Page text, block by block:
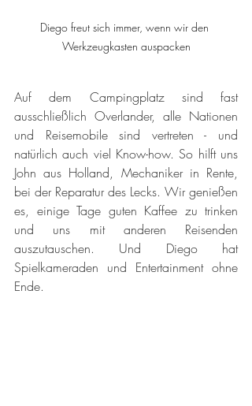
Diego freut sich immer, wenn wir den
Werkzeugkasten auspacken
Auf dem Campingplatz sind fast
ausschließlich Overlander, alle Nationen
und Reisemobile sind vertreten - und
natürlich auch viel Know-how. So hilft uns
John aus Holland, Mechaniker in Rente,
bei der Reparatur des Lecks. Wir genießen
es, einige Tage guten Kaffee zu trinken
und uns mit anderen Reisenden
auszutauschen. Und Diego hat
Spielkameraden und Entertainment ohne
Ende.